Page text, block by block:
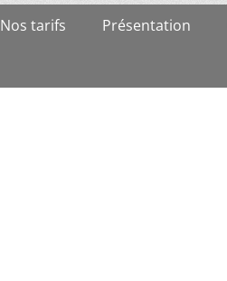
Nos tarifs Présentation